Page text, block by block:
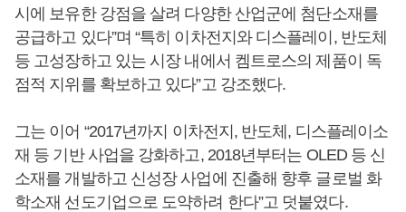
시에 보유한 강점을 살려 다양한 산업군에 첨단소재를
공급하고 있다”며 “특히 이차전지와 디스플레이, 반도체
등 고성장하고 있는 시장 내에서 켐트로스의 제품이 독
점적 지위를 확보하고 있다”고 강조했다.
그는 이어 “2017년까지 이차전지, 반도체, 디스플레이소
재 등 기반 사업을 강화하고, 2018년부터는 OLED 등 신
소재를 개발하고 신성장 사업에 진출해 향후 글로벌 화
학소재 선도기업으로 도약하려 한다”고 덧붙였다.